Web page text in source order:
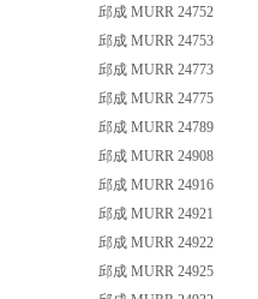
邱成 MURR 24752
邱成 MURR 24753
邱成 MURR 24773
邱成 MURR 24775
邱成 MURR 24789
邱成 MURR 24908
邱成 MURR 24916
邱成 MURR 24921
邱成 MURR 24922
邱成 MURR 24925